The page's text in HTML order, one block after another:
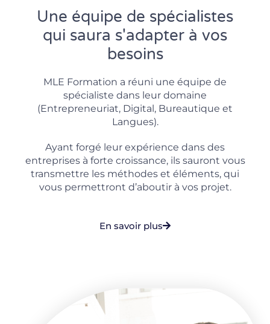
Une équipe de spécialistes
qui saura s'adapter à vos
besoins
MLE Formation a réuni une équipe de
spécialiste dans leur domaine
(Entrepreneuriat, Digital, Bureautique et
Langues).
Ayant forgé leur expérience dans des
entreprises à forte croissance, ils sauront vous
transmettre les méthodes et éléments, qui
vous permettront d’aboutir à vos projet.
En savoir plus